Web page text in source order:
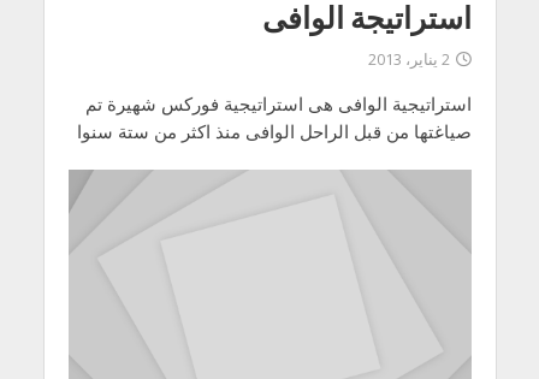
استراتيجة الوافى
2 يناير، 2013
استراتيجية الوافى هى استراتيجية فوركس شهيرة تم
صياغتها من قبل الراحل الوافى منذ اكثر من ستة سنوا